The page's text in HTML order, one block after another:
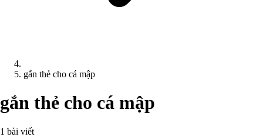
gắn thẻ cho cá mập
gắn thẻ cho cá mập
1 bài viết